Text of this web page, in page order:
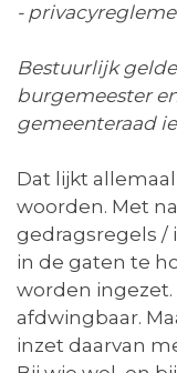
-
Bestuurlijk
burgemeester
gemeenteraad
Dat lijkt
woorden. Met
gedragsregels /
in de gaten te
worden ingezet.
afdwingbaar.
inzet daarvan